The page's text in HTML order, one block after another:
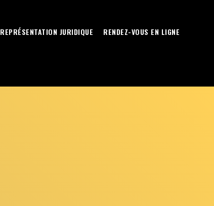
REPRÉSENTATION JURIDIQUE RENDEZ-VOUS EN LIGNE